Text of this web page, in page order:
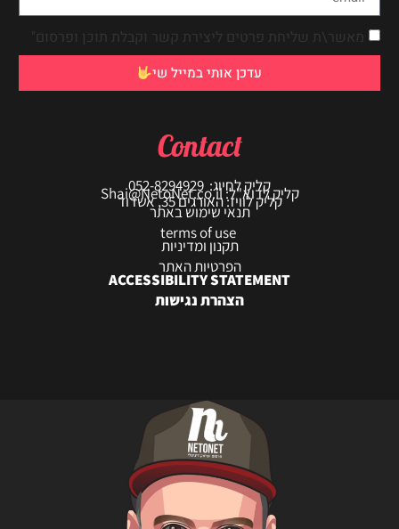
מאשר\ת שליחת פרטים ליצירת קשר וקבלת תוכן ופרסום"
עדכן אותי במייל שי
Contact
קליק לחיוג: 052-8294929
קליק לדוא"ל: Shai@NetoNet.co.il
קליק לוויז: האורגים 35, אשדוד
תנאי שימוש באתר
תקנון ומדיניות
הפרטיות האתר
ACCESSIBILITY STATEMENT
הצהרת נגישות